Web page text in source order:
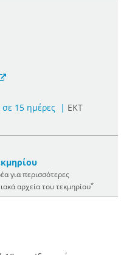
15 ημέρες | ΕΚΤ
για περισσότερες
αρχεία του τεκμηρίου*